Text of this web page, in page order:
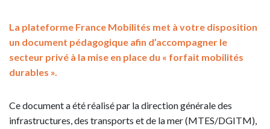
La plateforme France Mobilités met à votre disposition
un document pédagogique afin d’accompagner le
secteur privé à la mise en place du « forfait mobilités
durables ».
Ce document a été réalisé par la direction générale des
infrastructures, des transports et de la mer (MTES/DGITM),